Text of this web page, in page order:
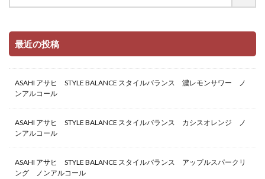
最近の投稿
ASAHI アサヒ STYLE BALANCE スタイルバランス 濃レモンサワー ノ
ンアルコール
ASAHI アサヒ STYLE BALANCE スタイルバランス カシスオレンジ ノ
ンアルコール
ASAHI アサヒ STYLE BALANCE スタイルバランス アップルスパークリ
ング ノンアルコール